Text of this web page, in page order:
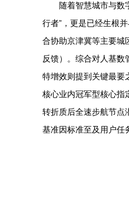
随着智慧城市与数
行者”，更是已经生根
合协助京津冀等主要城
反馈）。综合对人基
特增效则提到关键最要
核心业内冠军型核心指
转折质后全速步航节点
基准因标准至及用户任